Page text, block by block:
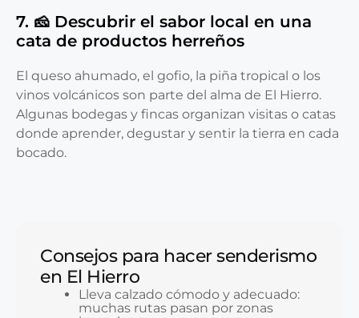
7. 🧀 Descubrir el sabor local en una
cata de productos herreños
El queso ahumado, el gofio, la piña tropical o los
vinos volcánicos son parte del alma de El Hierro.
Algunas bodegas y fincas organizan visitas o catas
donde aprender, degustar y sentir la tierra en cada
bocado.
Consejos para hacer senderismo
en El Hierro
Lleva calzado cómodo y adecuado:
muchas rutas pasan por zonas